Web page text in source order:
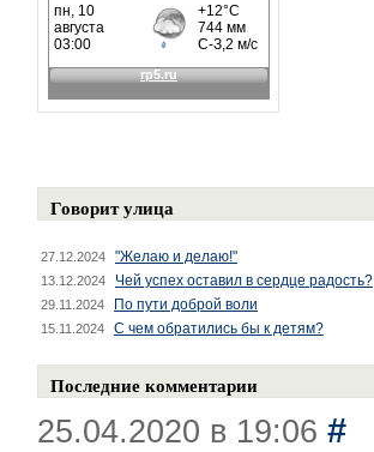
Говорит улица
27.12.2024 "Желаю и делаю!"
13.12.2024 Чей успех оставил в сердце радость?
29.11.2024 По пути доброй воли
15.11.2024 С чем обратились бы к детям?
Последние комментарии
25.04.2020 в 19:06 #